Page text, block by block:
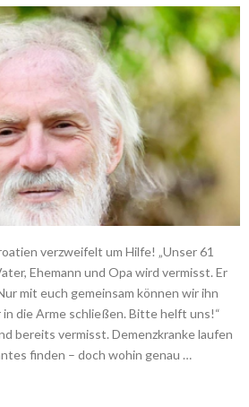
verzweifelt um Hilfe! „Unser 61
Ehemann und Opa wird vermisst. Er
mit euch gemeinsam können wir ihn
die Arme schließen. Bitte helft uns!“
bereits vermisst. Demenzkranke laufen
finden – doch wohin genau …